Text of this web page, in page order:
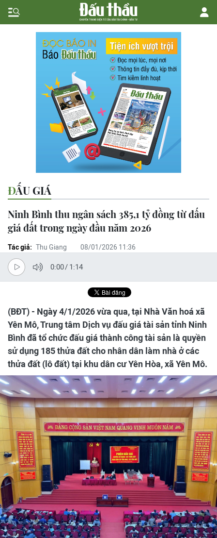
ĐẤU GIÁ
Ninh Bình thu ngân sách 385,1 tỷ đồng từ đấu
giá đất trong ngày đầu năm 2026
Tác giả: Thu Giang 08/01/2026 11:36
0:00/ 1:14
(BĐT) - Ngày 4/1/2026 vừa qua, tại Nhà Văn hoá xã
Yên Mô, Trung tâm Dịch vụ đấu giá tài sản tỉnh Ninh
Bình đã tổ chức đấu giá thành công tài sản là quyền
sử dụng 185 thửa đất cho nhân dân làm nhà ở các
thửa đất (lô đất) tại khu dân cư Yên Hòa, xã Yên Mô.